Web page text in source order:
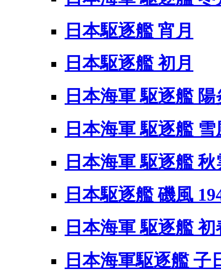
日本駆逐艦 宵月
日本駆逐艦 初月
日本海軍 駆逐艦 陽
日本海軍 駆逐艦 雪
日本海軍 駆逐艦 秋
日本駆逐艦 磯風
日本海軍 駆逐艦 初
日本海軍駆逐艦 子